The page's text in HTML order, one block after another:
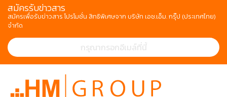
สมัครรับข่าวสาร
สมัครเพื่อรับข่าวสาร โปรโมชั่น สิทธิพิเศษจาก บริษัท เอช.เอ็ม. กรุ๊ป (ประเทศไทย)
จำกัด